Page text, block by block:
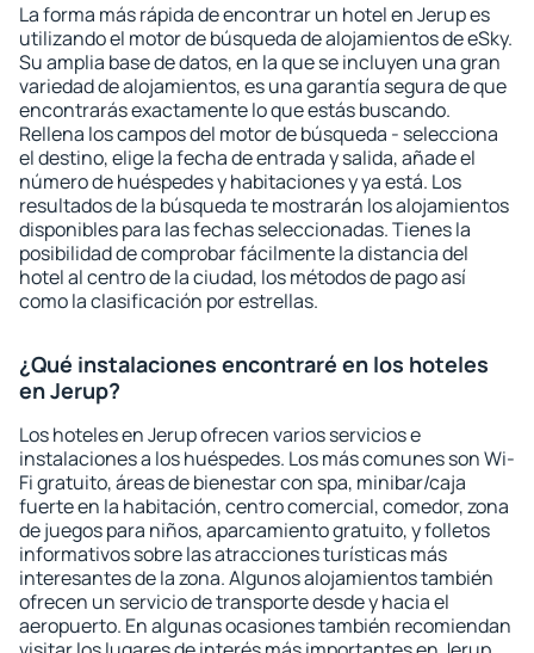
La forma más rápida de encontrar un hotel en Jerup es
utilizando el motor de búsqueda de alojamientos de eSky.
Su amplia base de datos, en la que se incluyen una gran
variedad de alojamientos, es una garantía segura de que
encontrarás exactamente lo que estás buscando.
Rellena los campos del motor de búsqueda - selecciona
el destino, elige la fecha de entrada y salida, añade el
número de huéspedes y habitaciones y ya está. Los
resultados de la búsqueda te mostrarán los alojamientos
disponibles para las fechas seleccionadas. Tienes la
posibilidad de comprobar fácilmente la distancia del
hotel al centro de la ciudad, los métodos de pago así
como la clasificación por estrellas.
¿Qué instalaciones encontraré en los hoteles
en Jerup?
Los hoteles en Jerup ofrecen varios servicios e
instalaciones a los huéspedes. Los más comunes son Wi-
Fi gratuito, áreas de bienestar con spa, minibar/caja
fuerte en la habitación, centro comercial, comedor, zona
de juegos para niños, aparcamiento gratuito, y folletos
informativos sobre las atracciones turísticas más
interesantes de la zona. Algunos alojamientos también
ofrecen un servicio de transporte desde y hacia el
aeropuerto. En algunas ocasiones también recomiendan